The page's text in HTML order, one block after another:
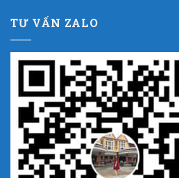
TƯ VẤN ZALO